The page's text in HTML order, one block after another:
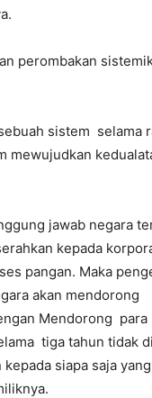
perombakan
sistem selama
mewujudkan
jawab negara
kepada
pangan. Maka
akan mendorong
Mendorong para
tiga tahun tidak
siapa saja yang